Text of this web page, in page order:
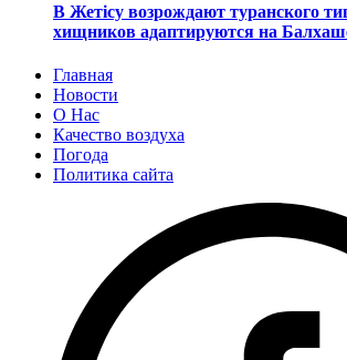
В Жетісу возрождают туранского
хищников адаптируются на
Главная
Новости
О Нас
Качество воздуха
Погода
Политика сайта